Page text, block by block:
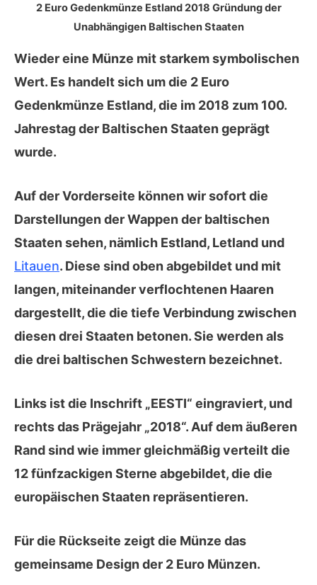
2 Euro Gedenkmünze Estland 2018 Gründung der
Unabhängigen Baltischen Staaten
Wieder eine Münze mit starkem symbolischen
Wert. Es handelt sich um die 2 Euro
Gedenkmünze Estland, die im 2018 zum 100.
Jahrestag der Baltischen Staatengeprägt
wurde.
Auf derVorderseite können wir sofort die
Darstellungen der Wappen der baltischen
Staaten sehen, nämlich Estland, Letland und
Litauen. Diese sind oben abgebildet und mit
langen, miteinander verflochtenen Haaren
dargestellt, die die tiefe Verbindung zwischen
diesen drei Staaten betonen. Sie werden als
die drei baltischen Schwestern bezeichnet.
Links ist die Inschrift „EESTI“ eingraviert, und
rechts das Prägejahr „2018“. Auf dem äußeren
Rand sind wie immer gleichmäßig verteilt die
12 fünfzackigen Sterne abgebildet, die die
europäischen Staaten repräsentieren.
Für die Rückseite zeigt die Münze das
gemeinsame Designder 2 Euro Münzen.